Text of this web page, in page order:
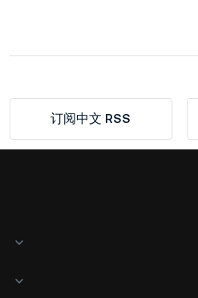
订阅中文 RSS